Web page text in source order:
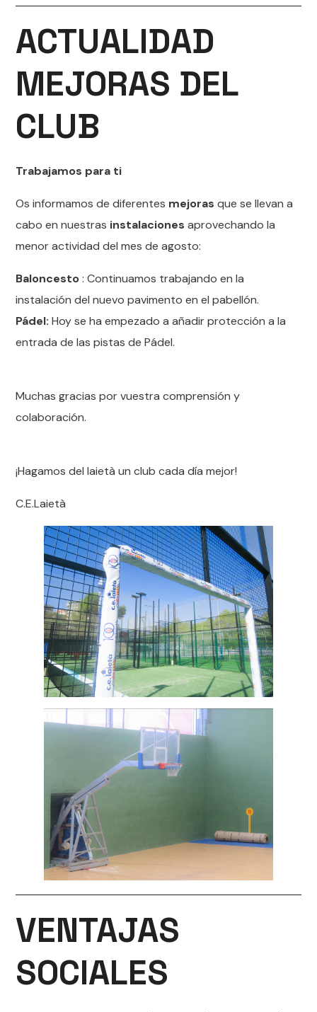
ACTUALIDAD
MEJORAS DEL
CLUB
Trabajamos para ti
Os informamos de diferentes mejorasque se llevan a
cabo en nuestras instalaciones aprovechando la
menor actividad del mes de agosto:
Baloncesto: Continuamos trabajando en la
instalación del nuevo pavimento en el pabellón.
Pádel: Hoy se ha empezado a añadir protección a la
entrada de las pistas de Pádel.
Muchas gracias por vuestra comprensión y
colaboración.
¡Hagamos del laietà un club cada día mejor!
C.E.Laietà
VENTAJAS
SOCIALES